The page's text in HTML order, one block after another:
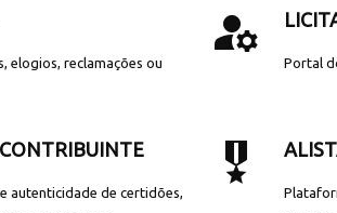
elogios, reclamações ou
manage_accounts
Portal
autenticidade de certidões,
military_tech